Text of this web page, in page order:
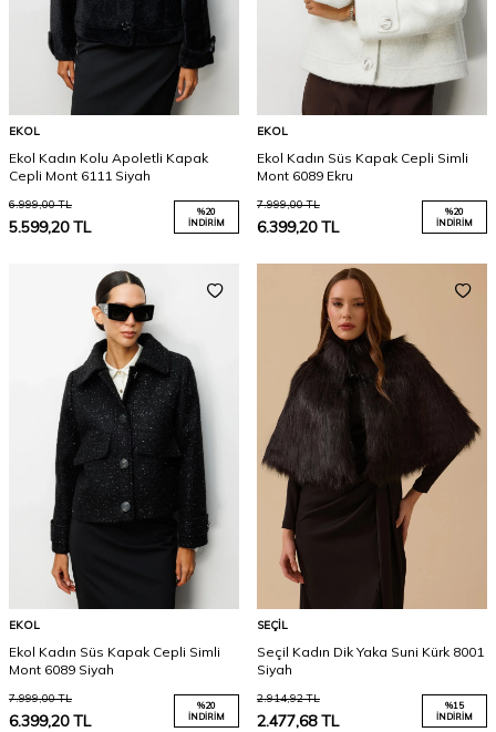
EKOL
Ekol Kadın Kolu Apoletli Kapak
Cepli Mont 6111 Siyah
6.999,00TL
5.599,20TL
%20
İNDIRIM
EKOL
Ekol Kadın Süs Kapak Cepli Simli
Mont 6089 Ekru
7.999,00TL
6.399,20TL
%20
İNDIRIM
EKOL
Ekol Kadın Süs Kapak Cepli Simli
Mont 6089 Siyah
7.999,00TL
6.399,20TL
%20
İNDIRIM
SEÇIL
Seçil Kadın Dik Yaka Suni Kürk 8001
Siyah
2.914,92TL
2.477,68TL
%15
İNDIRIM